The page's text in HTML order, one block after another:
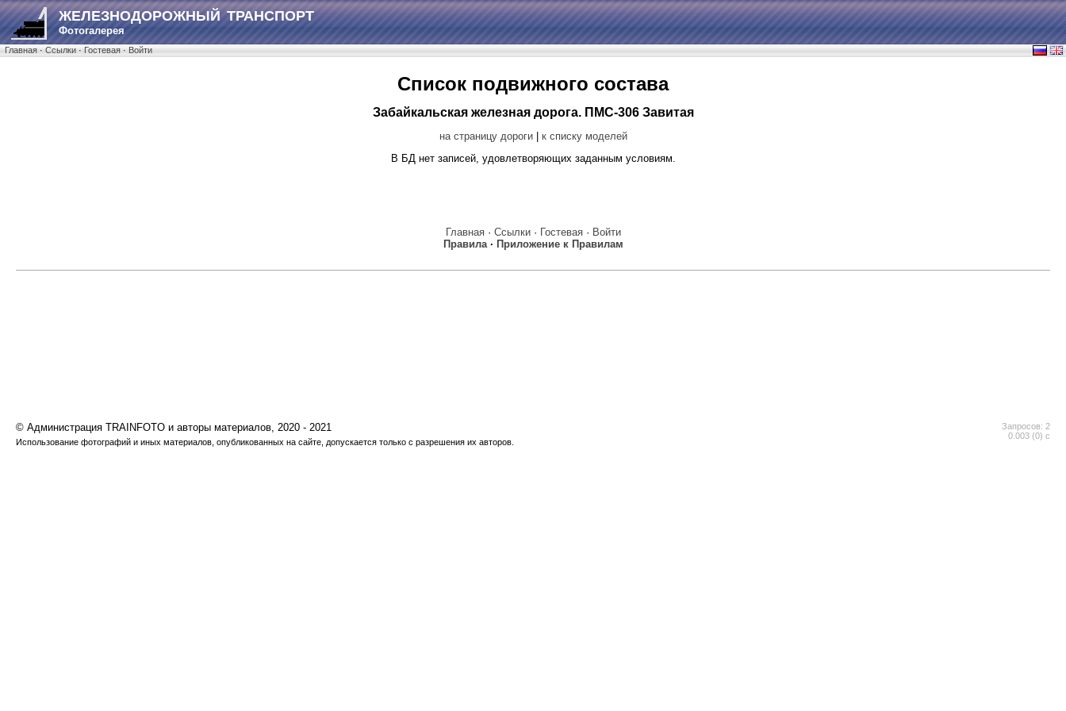
ЖЕЛЕЗНОДОРОЖНЫЙ ТРАНСПОРТ
Фотогалерея
Главная·Ссылки·Гостевая·Войти
Список подвижного состава
Забайкальская железная дорога. ПМС-306 Завитая
на страницу дороги| к списку моделей
В БД нет записей, удовлетворяющих заданным условиям.
Главная· Ссылки· Гостевая· Войти
Правила· Приложение к Правилам
Запросов: 2
0.003 (0) с
© Администрация TRAINFOTO и авторы материалов, 2020 - 2021
Использование фотографий и иных материалов, опубликованных на сайте, допускается только с разрешения их авторов.